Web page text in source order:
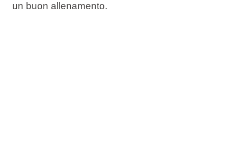
un buon allenamento.